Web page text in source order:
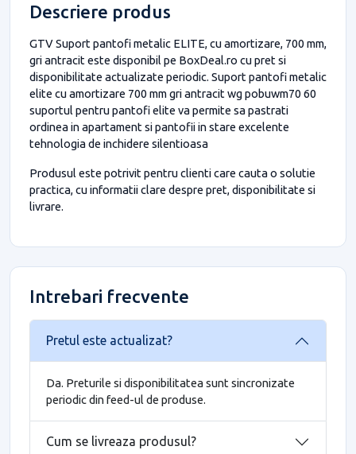
Descriere produs
GTV Suport pantofi metalic ELITE, cu amortizare, 700 mm,
gri antracit este disponibil pe BoxDeal.ro cu pret si
disponibilitate actualizate periodic. Suport pantofi metalic
elite cu amortizare 700 mm gri antracit wg pobuwm70 60
suportul pentru pantofi elite va permite sa pastrati
ordinea in apartament si pantofii in stare excelente
tehnologia de inchidere silentioasa
Produsul este potrivit pentru clienti care cauta o solutie
practica, cu informatii clare despre pret, disponibilitate si
livrare.
Intrebari frecvente
Pretul este actualizat?
Da. Preturile si disponibilitatea sunt sincronizate
periodic din feed-ul de produse.
Cum se livreaza produsul?